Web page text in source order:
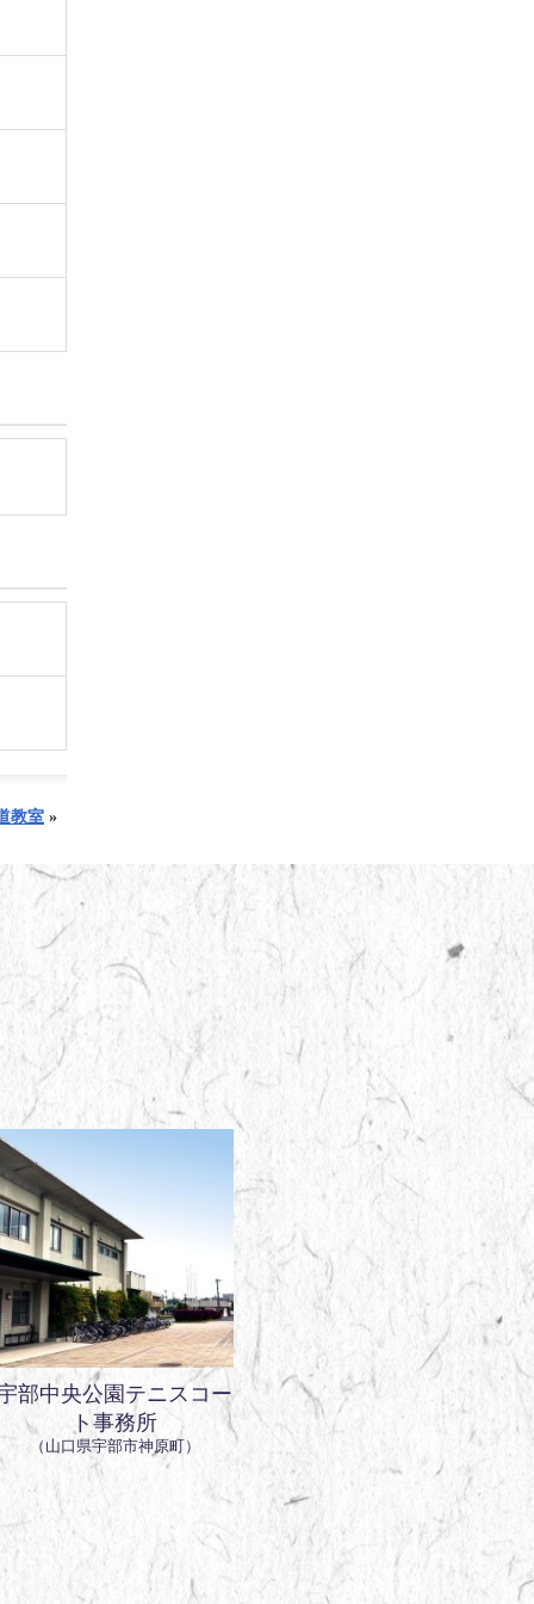
教室 »
部中央公園テニスコー
ト事務所
（山口県宇部市神原町）